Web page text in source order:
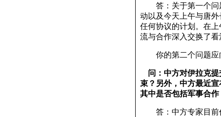
答：关于第一个问
动以及今天上午与唐
任何协议的计划。在
流与合作深入交换了看
你的第二个问题应
问：中方对伊拉克提
束？另外，中方最近
其中是否包括军事合作
答：中方专家目前